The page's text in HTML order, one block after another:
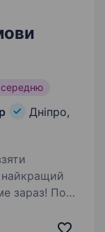
Дніпро,
зараз! Поки